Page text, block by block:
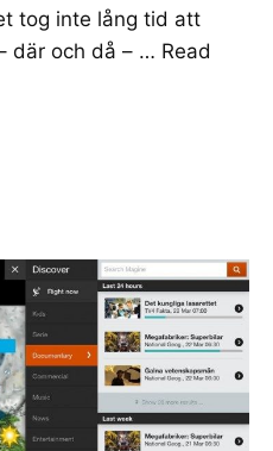
tog inte lång tid att
där och då – … Read